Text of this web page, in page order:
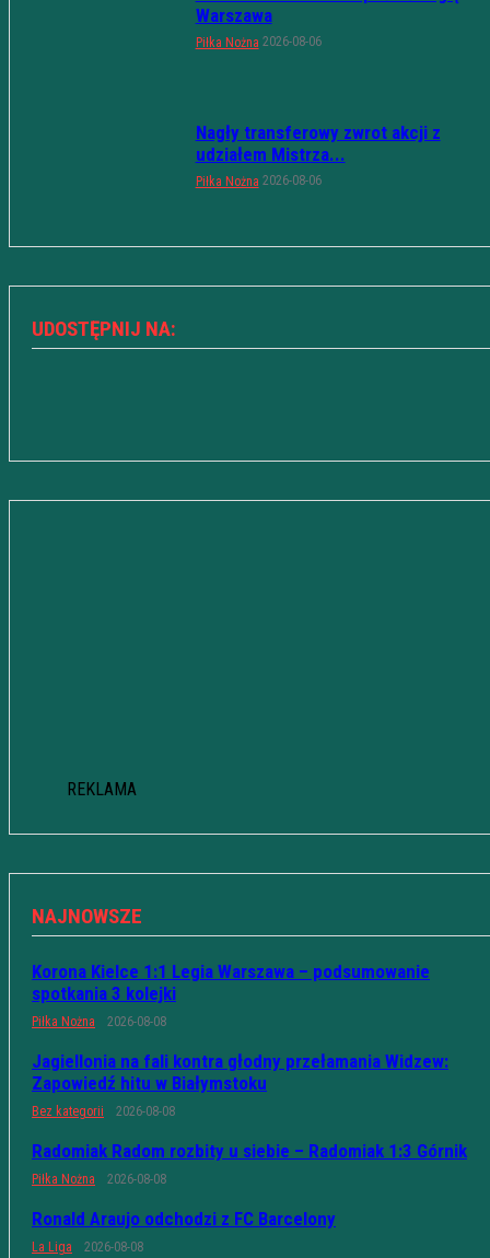
Warszawa
Piłka Nożna 2026-08-06
Nagły transferowy zwrot akcji z
udziałem Mistrza...
Piłka Nożna 2026-08-06
UDOSTĘPNIJ NA:
REKLAMA
NAJNOWSZE
Korona Kielce 1:1 Legia Warszawa – podsumowanie
spotkania 3 kolejki
Piłka Nożna 2026-08-08
Jagiellonia na fali kontra głodny przełamania Widzew:
Zapowiedź hitu w Białymstoku
Bez kategorii 2026-08-08
Radomiak Radom rozbity u siebie – Radomiak 1:3 Górnik
Piłka Nożna 2026-08-08
Ronald Araujo odchodzi z FC Barcelony
La Liga 2026-08-08